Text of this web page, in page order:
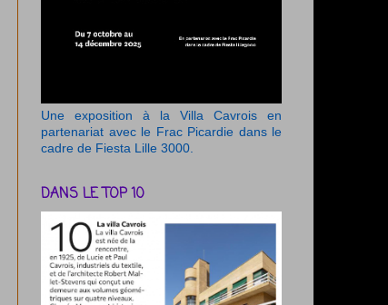
Une exposition à la Villa Cavrois en
partenariat avec le Frac Picardie dans le
cadre de Fiesta Lille 3000.
DANS LE TOP 10